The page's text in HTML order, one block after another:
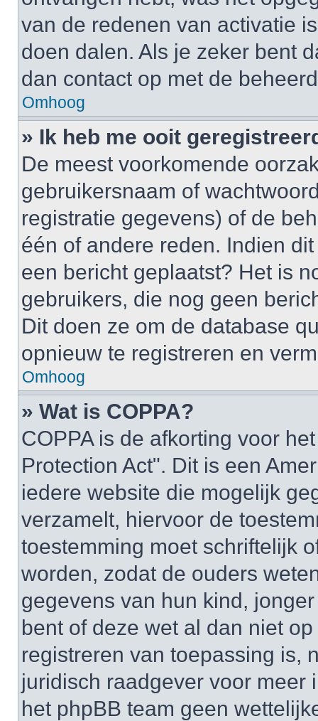
van de redenen van activatie
doen dalen. Als je zeker bent
dan contact op met de
Omhoog
» Ik heb me ooit
De meest voorkomende
gebruikersnaam of
registratie gegevens) of de
één of andere reden. Indien
een bericht geplaatst? Het is
gebruikers, die nog geen
Dit doen ze om de database
opnieuw te registreren en
Omhoog
» Wat is COPPA?
COPPA is de afkorting voor
Protection Act". Dit is een
iedere website die mogelijk
verzamelt, hiervoor de
toestemming moet schriftelijk
worden, zodat de ouders
gegevens van hun kind,
bent of deze wet al dan niet
registreren van toepassing is,
juridisch raadgever voor meer
het phpBB team geen